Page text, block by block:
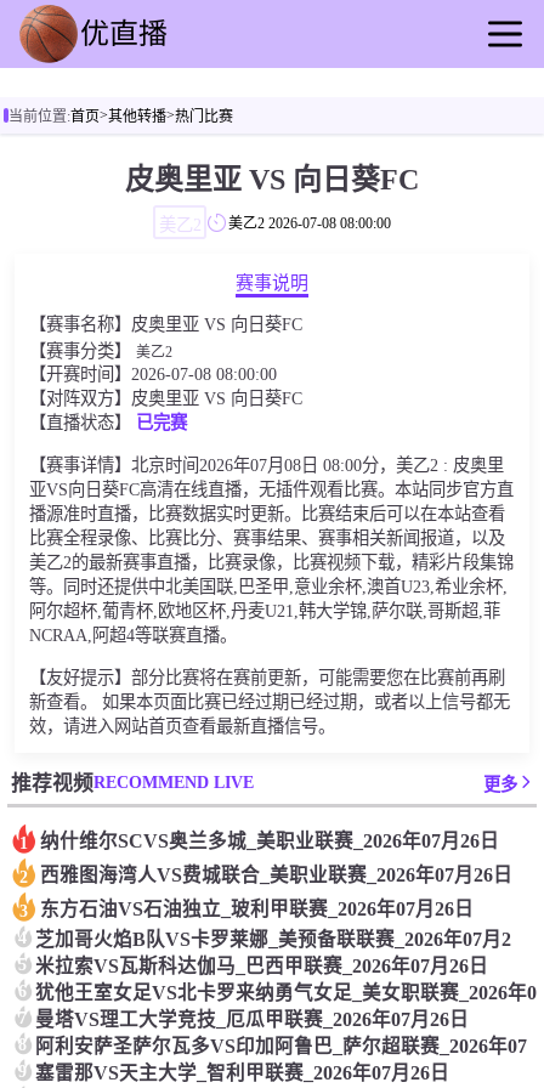
足球直播
其他转播
当前位置:首页>其他转播>热门比赛
皮奥里亚 VS 向日葵FC
美乙2 美乙2 2026-07-08 08:00:00
赛事说明
【赛事名称】皮奥里亚 VS 向日葵FC
【赛事分类】 美乙2
【开赛时间】2026-07-08 08:00:00
【对阵双方】皮奥里亚 VS 向日葵FC
【直播状态】
已完赛
【赛事详情】北京时间2026年07月08日 08:00分，美乙2 : 皮奥里
亚VS向日葵FC高清在线直播，无插件观看比赛。本站同步官方直
播源准时直播，比赛数据实时更新。比赛结束后可以在本站查看
比赛全程录像、比赛比分、赛事结果、赛事相关新闻报道，以及
美乙2的最新赛事直播，比赛录像，比赛视频下载，精彩片段集锦
等。同时还提供中北美国联,巴圣甲,意业余杯,澳首U23,希业余杯,
阿尔超杯,葡青杯,欧地区杯,丹麦U21,韩大学锦,萨尔联,哥斯超,菲
NCRAA,阿超4等联赛直播。
【友好提示】部分比赛将在赛前更新，可能需要您在比赛前再刷
新查看。 如果本页面比赛已经过期已经过期，或者以上信号都无
效，请进入网站首页查看最新直播信号。
推荐视频RECOMMEND LIVE 更多
1 纳什维尔SCVS奥兰多城_美职业联赛_2026年07月26日
2 西雅图海湾人VS费城联合_美职业联赛_2026年07月26日
3 东方石油VS石油独立_玻利甲联赛_2026年07月26日
4 芝加哥火焰B队VS卡罗莱娜_美预备联联赛_2026年07月2
5 米拉索VS瓦斯科达伽马_巴西甲联赛_2026年07月26日
6 犹他王室女足VS北卡罗来纳勇气女足_美女职联赛_2026年0
7 曼塔VS理工大学竞技_厄瓜甲联赛_2026年07月26日
8 阿利安萨圣萨尔瓦多VS印加阿鲁巴_萨尔超联赛_2026年07
9 塞雷那VS天主大学_智利甲联赛_2026年07月26日